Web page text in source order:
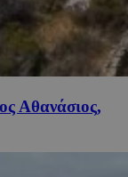
Αθανάσιος,